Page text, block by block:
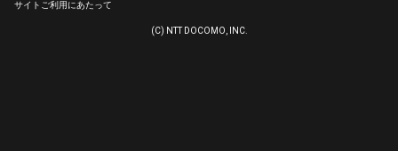
サイトご利用にあたって
(C) NTT DOCOMO, INC.